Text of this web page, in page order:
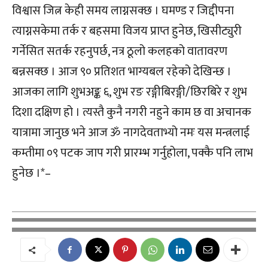
विश्वास जित्न केही समय लाग्नसक्छ । घमण्ड र जिद्दीपना
त्याग्नसकेमा तर्क र बहसमा विजय प्राप्त हुनेछ, खिसीट्युरी
गर्नेसित सतर्क रहनुपर्छ, नत्र ठूलो कलहको वातावरण
बन्नसक्छ । आज ९० प्रतिशत भाग्यबल रहेको देखिन्छ ।
आजका लागि शुभअङ्क ६, शुभ रङ रङ्गीबिरङ्गी/छिरबिरे र शुभ
दिशा दक्षिण हो । त्यस्तै कुनै नगरी नहुने काम छ वा अचानक
यात्रामा जानुछ भने आज ॐ नागदेवताभ्यो नमः यस मन्त्रलाई
कम्तीमा ०९ पटक जाप गरी प्रारम्भ गर्नुहोला, पक्कै पनि लाभ
हुनेछ ।*–